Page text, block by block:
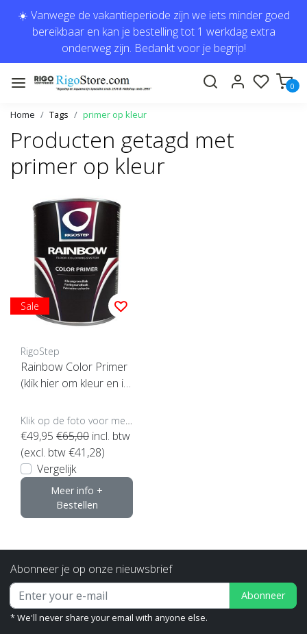
☀️ Vanwege de vakantieperiode zijn we iets minder goed
bereikbaar en kan je bestelling tot 1 werkdag extra
onderweg zijn. Bedankt voor je begrip!
0
Home Tags primer op kleur
Producten getagd met
primer op kleur
Sale
RigoStep
Rainbow Color Primer
(klik hier om kleur en in
€49,95 €65,00 incl. btw
(excl. btw €41,28)
Vergelijk
Meer info +
Bestellen
Abonneer je op onze nieuwsbrief
Abonneer
* We'll never share your email with anyone else.